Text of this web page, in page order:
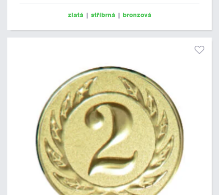
zlatá | stříbrná | bronzová